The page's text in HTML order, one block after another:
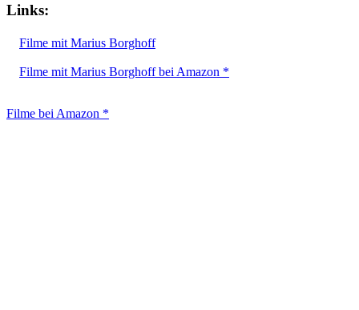
Links:
Filme mit Marius Borghoff
Filme mit Marius Borghoff bei Amazon *
Filme bei Amazon *